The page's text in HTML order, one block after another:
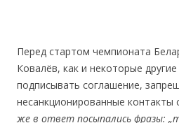
Перед стартом чемпионата
Ковалёв, как и некоторые
подписывать соглашение,
несанкционированные контакты
же в ответ посыпались фразы: „